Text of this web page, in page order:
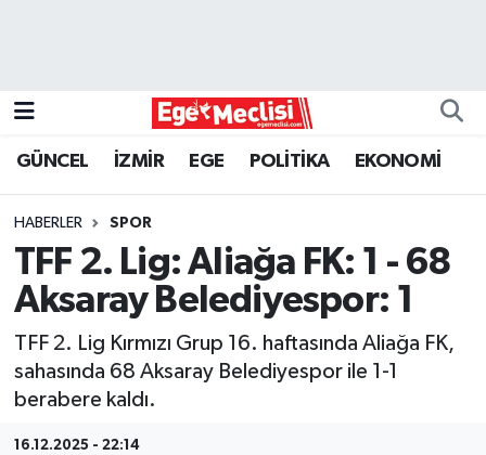
GÜNCEL İZMİR EGE POLİTİKA EKONOMİ
HABERLER SPOR
TFF 2. Lig: Aliağa FK: 1 - 68
Aksaray Belediyespor: 1
TFF 2. Lig Kırmızı Grup 16. haftasında Aliağa FK,
sahasında 68 Aksaray Belediyespor ile 1-1
berabere kaldı.
16.12.2025 - 22:14
GÜNCEL
İZMİR
ÖZEL HABER
POLİTİKA